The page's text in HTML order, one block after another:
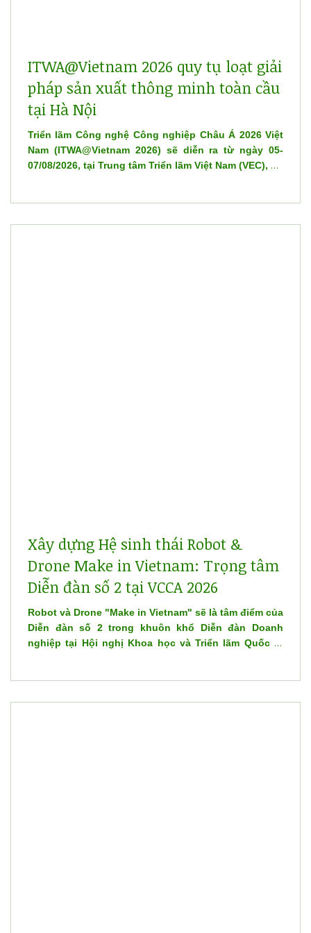
ITWA@Vietnam 2026 quy tụ loạt giải
pháp sản xuất thông minh toàn cầu
tại Hà Nội
Triển lãm Công nghệ Công nghiệp Châu Á 2026 Việt
Nam (ITWA@Vietnam 2026) sẽ diễn ra từ ngày 05-
07/08/2026, tại Trung tâm Triển lãm Việt Nam (VEC), Hà
hóa.
Xây dựng Hệ sinh thái Robot &
Drone Make in Vietnam: Trọng tâm
Diễn đàn số 2 tại VCCA 2026
Robot và Drone "Make in Vietnam" sẽ là tâm điểm của
Diễn đàn số 2 trong khuôn khổ Diễn đàn Doanh
nghiệp tại Hội nghị Khoa học và Triển lãm Quốc tế
gia, doanh nghiệp và cộng đồng nghiên cứu nhằm